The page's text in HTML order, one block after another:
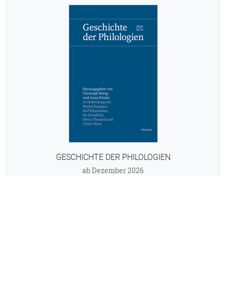
GESCHICHTE DER PHILOLOGIEN
ab Dezember 2026